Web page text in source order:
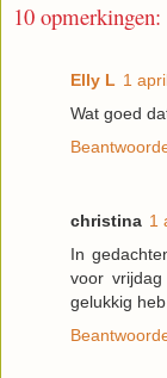
10 opmerkingen:
Elly L 1
Wat goed
christina 1
In
voor
gelukkig